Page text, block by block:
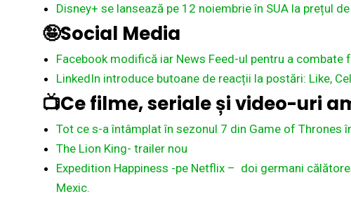
Disney+ se lansează pe 12 noiembrie în SUA la prețul
🤪Social Media
Facebook modifică iar News Feed-ul pentru a combate
LinkedIn introduce butoane de reacții la postări: Like,
📺Ce filme, seriale și video-uri
Tot ce s-a întâmplat în sezonul 7 din Game of Thrones
The Lion King- trailer nou
Expedition Happiness -pe Netflix – doi germani
Mexic.